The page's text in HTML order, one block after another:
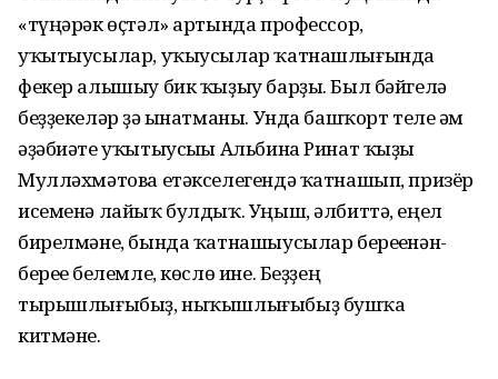
«түңәрәк өҫтәл» артында профессор,
уҡытыусылар, уҡыусылар ҡатнашлығында
фекер алышыу бик ҡыҙыу барҙы. Был бәйгелә
беҙҙекеләр ҙә һынатманы. Унда башҡорт теле һәм
әҙәбиәте уҡытыусыһы Альбина Ринат ҡыҙы
Мулләхмәтова етәкселегендә ҡатнашып, призёр
исеменә лайыҡ булдыҡ. Уңыш, әлбиттә, еңел
бирелмәне, бында ҡатнашыусылар береһенән-
береһе белемле, көслө ине. Беҙҙең
тырышлығыбыҙ, ны­ҡышлығыбыҙ буш­ҡа
китмәне.